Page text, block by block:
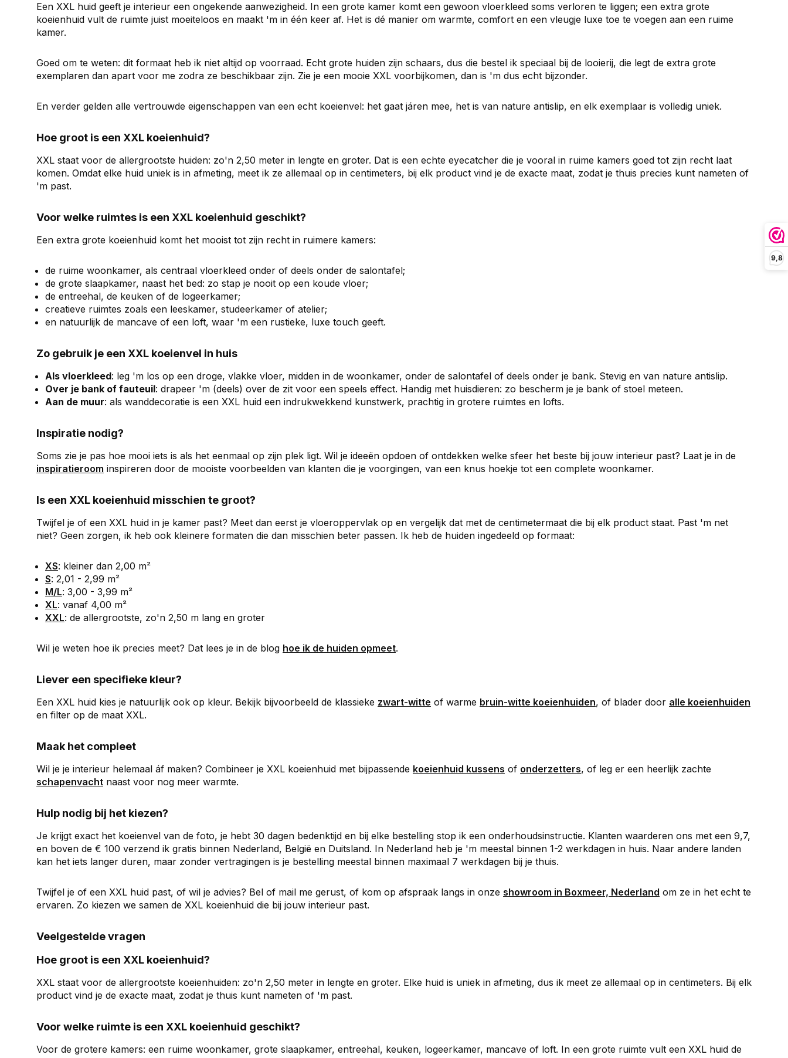
9,8
Een XXL huid geeft je interieur een ongekende aanwezigheid. In een grote kamer komt een gewoon vloerkleed soms verloren te liggen; een extra grote
koeienhuid vult de ruimte juist moeiteloos en maakt 'm in één keer af. Het is dé manier om warmte, comfort en een vleugje luxe toe te voegen aan een ruime
kamer.
Goed om te weten: dit formaat heb ik niet altijd op voorraad. Echt grote huiden zijn schaars, dus die bestel ik speciaal bij de looierij, die legt de extra grote
exemplaren dan apart voor me zodra ze beschikbaar zijn. Zie je een mooie XXL voorbijkomen, dan is 'm dus echt bijzonder.
En verder gelden alle vertrouwde eigenschappen van een echt koeienvel: het gaat járen mee, het is van nature antislip, en elk exemplaar is volledig uniek.
Hoe groot is een XXL koeienhuid?
XXL staat voor de allergrootste huiden: zo'n 2,50 meter in lengte en groter. Dat is een echte eyecatcher die je vooral in ruime kamers goed tot zijn recht laat
komen. Omdat elke huid uniek is in afmeting, meet ik ze allemaal op in centimeters, bij elk product vind je de exacte maat, zodat je thuis precies kunt nameten of
'm past.
Voor welke ruimtes is een XXL koeienhuid geschikt?
Een extra grote koeienhuid komt het mooist tot zijn recht in ruimere kamers:
de ruime woonkamer, als centraal vloerkleed onder of deels onder de salontafel;
de grote slaapkamer, naast het bed: zo stap je nooit op een koude vloer;
de entreehal, de keuken of de logeerkamer;
creatieve ruimtes zoals een leeskamer, studeerkamer of atelier;
en natuurlijk de mancave of een loft, waar 'm een rustieke, luxe touch geeft.
Zo gebruik je een XXL koeienvel in huis
Als vloerkleed: leg 'm los op een droge, vlakke vloer, midden in de woonkamer, onder de salontafel of deels onder je bank. Stevig en van nature antislip.
Over je bank of fauteuil: drapeer 'm (deels) over de zit voor een speels effect. Handig met huisdieren: zo bescherm je je bank of stoel meteen.
Aan de muur: als wanddecoratie is een XXL huid een indrukwekkend kunstwerk, prachtig in grotere ruimtes en lofts.
Inspiratie nodig?
Soms zie je pas hoe mooi iets is als het eenmaal op zijn plek ligt. Wil je ideeën opdoen of ontdekken welke sfeer het beste bij jouw interieur past? Laat je in de
inspiratieroom inspireren door de mooiste voorbeelden van klanten die je voorgingen, van een knus hoekje tot een complete woonkamer.
Is een XXL koeienhuid misschien te groot?
Twijfel je of een XXL huid in je kamer past? Meet dan eerst je vloeroppervlak op en vergelijk dat met de centimetermaat die bij elk product staat. Past 'm net
niet? Geen zorgen, ik heb ook kleinere formaten die dan misschien beter passen. Ik heb de huiden ingedeeld op formaat:
XS: kleiner dan 2,00 m²
S: 2,01 - 2,99 m²
M/L: 3,00 - 3,99 m²
XL: vanaf 4,00 m²
XXL: de allergrootste, zo'n 2,50 m lang en groter
Wil je weten hoe ik precies meet? Dat lees je in de blog hoe ik de huiden opmeet.
Liever een specifieke kleur?
Een XXL huid kies je natuurlijk ook op kleur. Bekijk bijvoorbeeld de klassieke zwart-witte of warme bruin-witte koeienhuiden, of blader door alle koeienhuiden
en filter op de maat XXL.
Maak het compleet
Wil je je interieur helemaal áf maken? Combineer je XXL koeienhuid met bijpassende koeienhuid kussens of onderzetters, of leg er een heerlijk zachte
schapenvacht naast voor nog meer warmte.
Hulp nodig bij het kiezen?
Je krijgt exact het koeienvel van de foto, je hebt 30 dagen bedenktijd en bij elke bestelling stop ik een onderhoudsinstructie. Klanten waarderen ons met een 9,7,
en boven de € 100 verzend ik gratis binnen Nederland, België en Duitsland. In Nederland heb je 'm meestal binnen 1-2 werkdagen in huis. Naar andere landen
kan het iets langer duren, maar zonder vertragingen is je bestelling meestal binnen maximaal 7 werkdagen bij je thuis.
Twijfel je of een XXL huid past, of wil je advies? Bel of mail me gerust, of kom op afspraak langs in onze showroom in Boxmeer, Nederland om ze in het echt te
ervaren. Zo kiezen we samen de XXL koeienhuid die bij jouw interieur past.
Veelgestelde vragen
Hoe groot is een XXL koeienhuid?
XXL staat voor de allergrootste koeienhuiden: zo'n 2,50 meter in lengte en groter. Elke huid is uniek in afmeting, dus ik meet ze allemaal op in centimeters. Bij elk
product vind je de exacte maat, zodat je thuis kunt nameten of 'm past.
Voor welke ruimte is een XXL koeienhuid geschikt?
Voor de grotere kamers: een ruime woonkamer, grote slaapkamer, entreehal, keuken, logeerkamer, mancave of loft. In een grote ruimte vult een XXL huid de